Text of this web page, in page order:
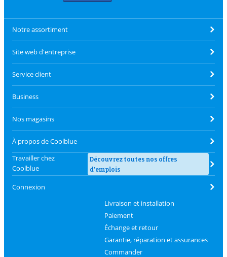
Notre assortiment
Site web d'entreprise
Service client
Business
Nos magasins
À propos de Coolblue
Travailler chez
Coolblue
Découvrez toutes nos offres
d'emplois
Connexion
Livraison et installation
Paiement
Échange et retour
Garantie, réparation et assurances
Commander